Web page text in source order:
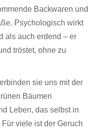
Backwaren und
Psychologisch wirkt
als auch erdend – er
tröstet, ohne zu
sie uns mit der
Bäumen
Leben, das selbst in
viele ist der Geruch